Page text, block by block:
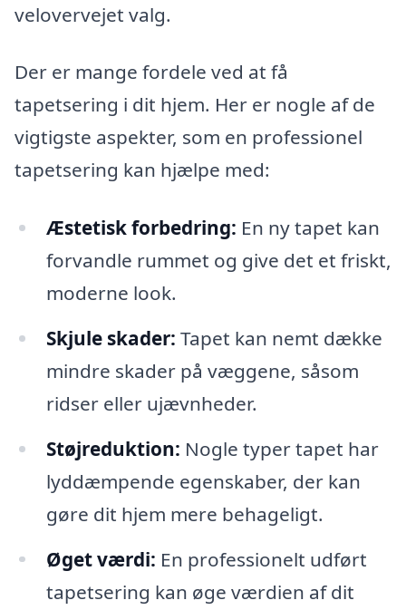
velovervejet valg.
Der er mange fordele ved at få
tapetsering i dit hjem. Her er nogle af de
vigtigste aspekter, som en professionel
tapetsering kan hjælpe med:
Æstetisk forbedring: En ny tapet kan
forvandle rummet og give det et friskt,
moderne look.
Skjule skader: Tapet kan nemt dække
mindre skader på væggene, såsom
ridser eller ujævnheder.
Støjreduktion: Nogle typer tapet har
lyddæmpende egenskaber, der kan
gøre dit hjem mere behageligt.
Øget værdi: En professionelt udført
tapetsering kan øge værdien af dit